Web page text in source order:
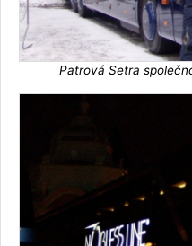
Patrová Setra